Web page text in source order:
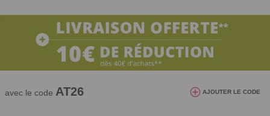
10€ de réduction dès 40€ d'achat. Offre
valable du 03/08/2026 au 12/08/2026.
avec le code AT26 AJOUTER LE CODE